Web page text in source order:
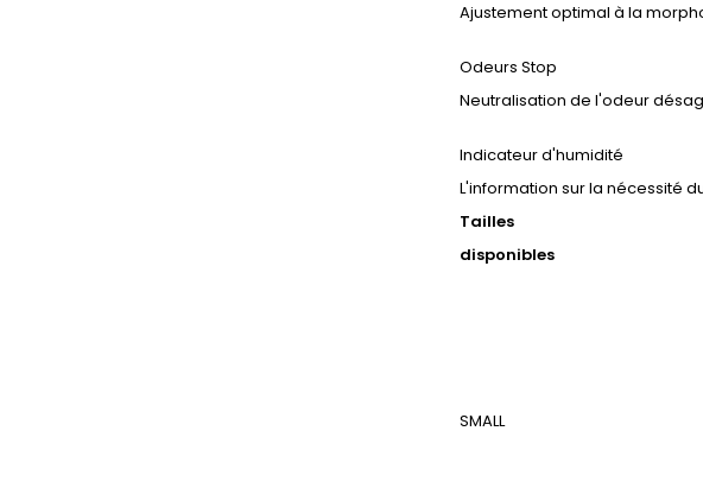
Ajustement optimal à la
Odeurs Stop
Neutralisation de l'odeur
Indicateur d'humidité
L'information sur la nécessité
Tailles
disponibles
SMALL